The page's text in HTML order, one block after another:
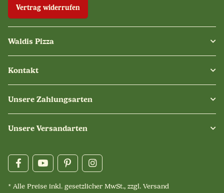
Vertrag widerrufen
Waldis Pizza
Kontakt
Unsere Zahlungsarten
Unsere Versandarten
* Alle Preise inkl. gesetzlicher MwSt., zzgl. Versand